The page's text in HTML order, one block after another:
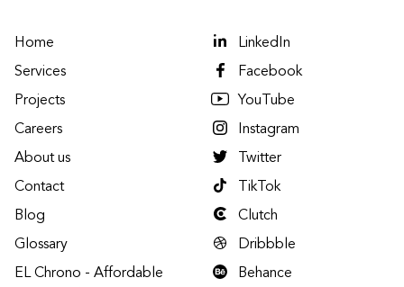
Home
Services
Projects
Careers
About us
Contact
Blog
Glossary
EL Chrono - Affordable
LinkedIn
Facebook
YouTube
Instagram
Twitter
TikTok
Clutch
Dribbble
Behance